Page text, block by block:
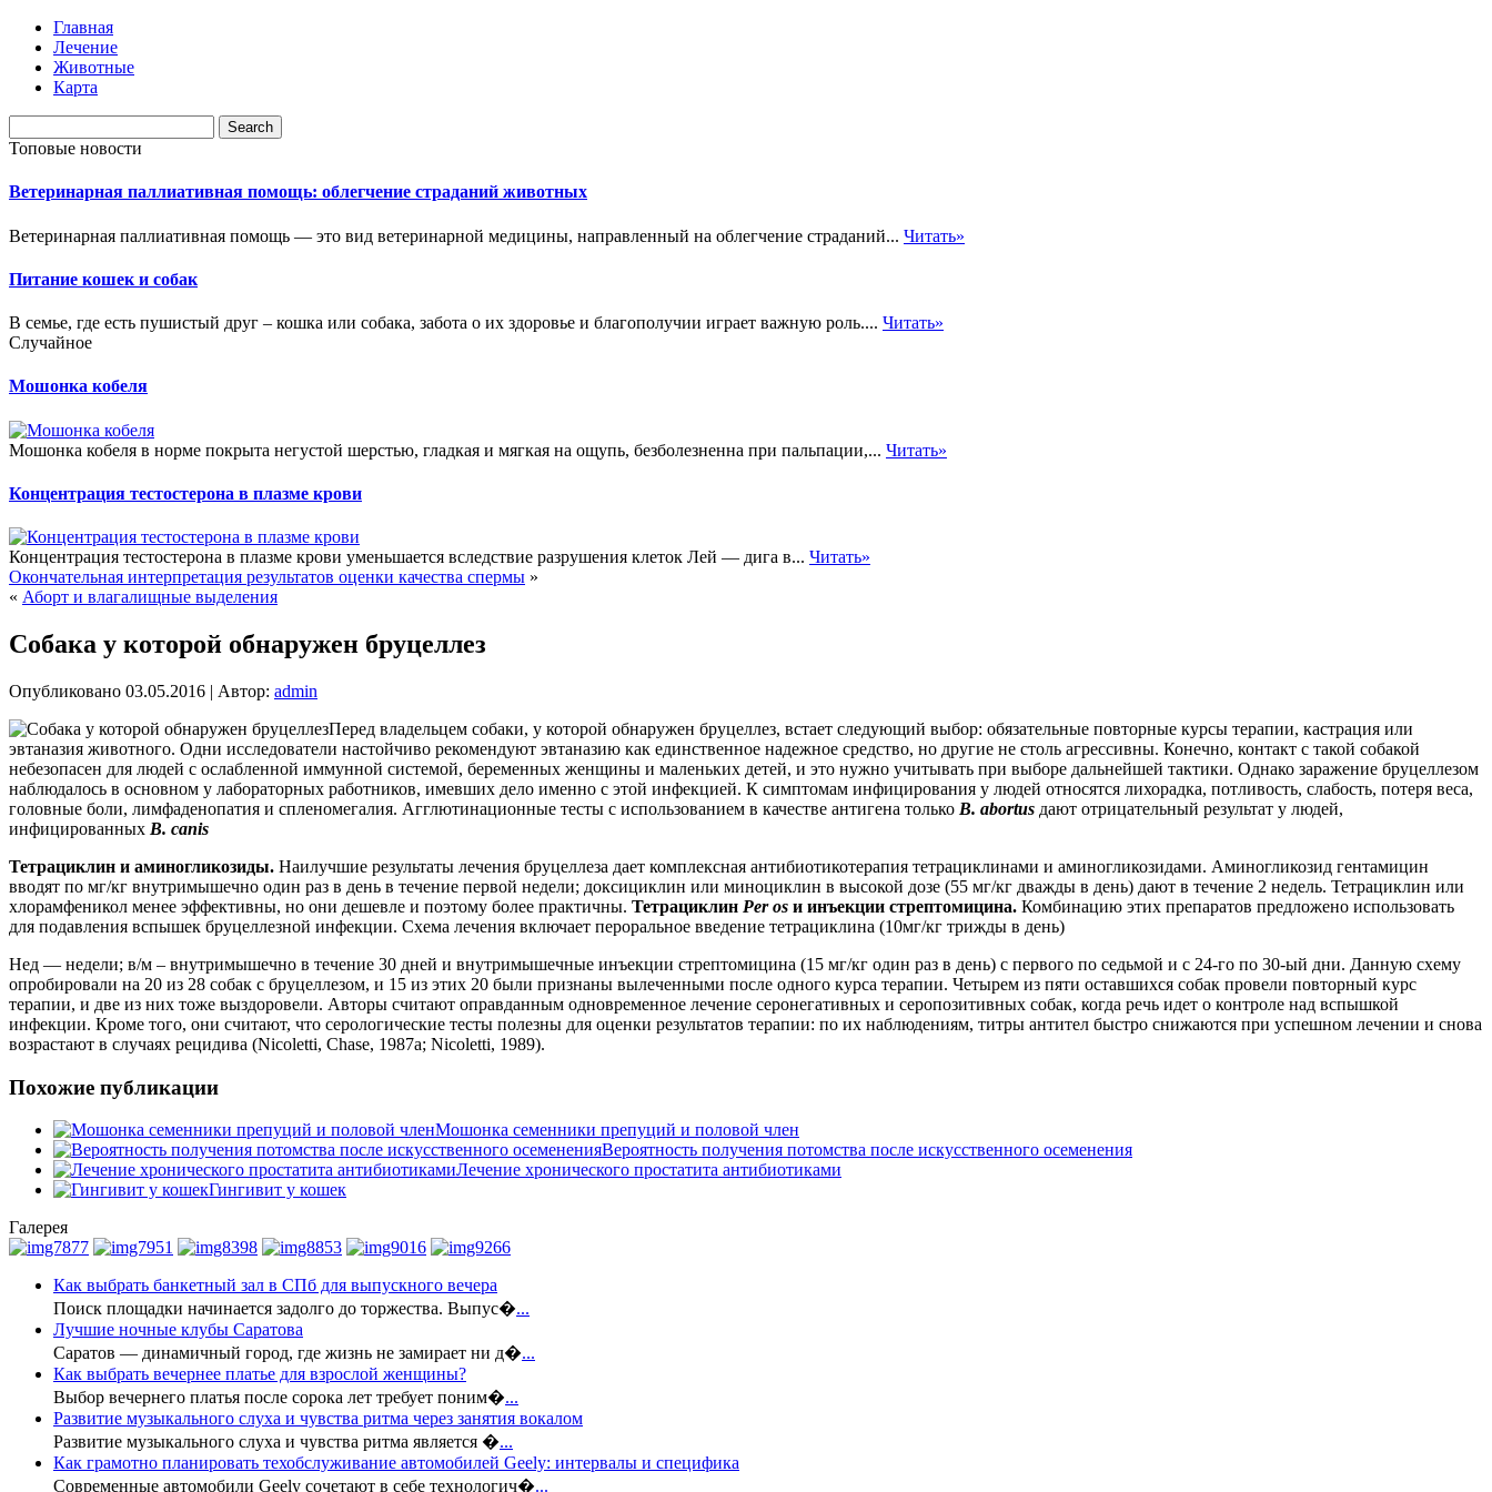
Главная
Лечение
Животные
Карта
Топовые новости
Ветеринарная паллиативная помощь: облегчение страданий животных
Ветеринарная паллиативная помощь — это вид ветеринарной медицины, направленный на облегчение страданий... Читать»
Питание кошек и собак
В семье, где есть пушистый друг – кошка или собака, забота о их здоровье и благополучии играет важную роль.... Читать»
Случайное
Мошонка кобеля
Мошонка кобеля в норме покрыта негустой шерстью, гладкая и мягкая на ощупь, безболезненна при пальпации,... Читать»
Концентрация тестостерона в плазме крови
Концентрация тестостерона в плазме крови уменьшается вследствие разрушения клеток Лей — дига в... Читать»
Окончательная интерпретация результатов оценки качества спермы »
« Аборт и влагалищные выделения
Собака у которой обнаружен бруцеллез
Опубликовано 03.05.2016 | Автор: admin
Перед владельцем собаки, у которой обнаружен бруцеллез, встает следующий выбор: обязательные повторные курсы терапии, кастрация или
эвтаназия животного. Одни исследователи настойчиво рекомендуют эвтаназию как единственное надежное средство, но другие не столь агрессивны. Конечно, контакт с такой собакой
небезопасен для людей с ослабленной иммунной системой, беременных женщины и маленьких детей, и это нужно учитывать при выборе дальнейшей тактики. Однако заражение бруцеллезом
наблюдалось в основном у лабораторных работников, имевших дело именно с этой инфекцией. К симптомам инфицирования у людей относятся лихорадка, потливость, слабость, потеря веса,
головные боли, лимфаденопатия и спленомегалия. Агглютинационные тесты с использованием в качестве антигена только В. abortus дают отрицательный результат у людей,
инфицированных В. canis
Тетрациклин и аминогликозиды. Наилучшие результаты лечения бруцеллеза дает комплексная антибиотикотерапия тетрациклинами и аминогликозидами. Аминогликозид гентамицин
вводят по мг/кг внутримышечно один раз в день в течение первой недели; доксициклин или миноциклин в высокой дозе (55 мг/кг дважды в день) дают в течение 2 недель. Тетрациклин или
хлорамфеникол менее эффективны, но они дешевле и поэтому более практичны. Тетрациклин Per os и инъекции стрептомицина. Комбинацию этих препаратов предложено использовать
для подавления вспышек бруцеллезной инфекции. Схема лечения включает пероральное введение тетрациклина (10мг/кг трижды в день)
Нед — недели; в/м – внутримышечно в течение 30 дней и внутримышечные инъекции стрептомицина (15 мг/кг один раз в день) с первого по седьмой и с 24-го по 30-ый дни. Данную схему
опробировали на 20 из 28 собак с бруцеллезом, и 15 из этих 20 были признаны вылеченными после одного курса терапии. Четырем из пяти оставшихся собак провели повторный курс
терапии, и две из них тоже выздоровели. Авторы считают оправданным одновременное лечение серонегативных и серопозитивных собак, когда речь идет о контроле над вспышкой
инфекции. Кроме того, они считают, что серологические тесты полезны для оценки результатов терапии: по их наблюдениям, титры антител быстро снижаются при успешном лечении и снова
возрастают в случаях рецидива (Nicoletti, Chase, 1987а; Nicoletti, 1989).
Похожие публикации
Мошонка семенники препуций и половой член
Вероятность получения потомства после искусственного осеменения
Лечение хронического простатита антибиотиками
Гингивит у кошек
Галерея
Как выбрать банкетный зал в СПб для выпускного вечера
Поиск площадки начинается задолго до торжества. Выпус�...
Лучшие ночные клубы Саратова
Саратов — динамичный город, где жизнь не замирает ни д�...
Как выбрать вечернее платье для взрослой женщины?
Выбор вечернего платья после сорока лет требует поним�...
Развитие музыкального слуха и чувства ритма через занятия вокалом
Развитие музыкального слуха и чувства ритма является �...
Как грамотно планировать техобслуживание автомобилей Geely: интервалы и специфика
Современные автомобили Geely сочетают в себе технологич�...